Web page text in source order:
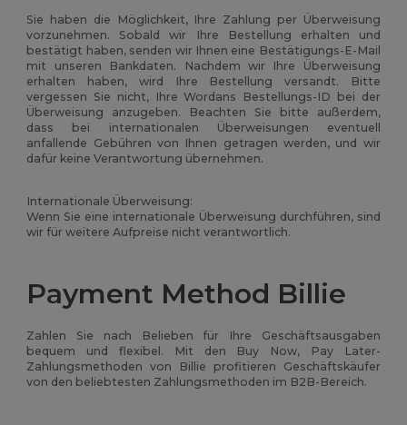
Sie haben die Möglichkeit, Ihre Zahlung per Überweisung
vorzunehmen. Sobald wir Ihre Bestellung erhalten und
bestätigt haben, senden wir Ihnen eine Bestätigungs-E-Mail
mit unseren Bankdaten. Nachdem wir Ihre Überweisung
erhalten haben, wird Ihre Bestellung versandt. Bitte
vergessen Sie nicht, Ihre Wordans Bestellungs-ID bei der
Überweisung anzugeben. Beachten Sie bitte außerdem,
dass bei internationalen Überweisungen eventuell
anfallende Gebühren von Ihnen getragen werden, und wir
dafür keine Verantwortung übernehmen.
Internationale Überweisung:
Wenn Sie eine internationale Überweisung durchführen, sind
wir für weitere Aufpreise nicht verantwortlich.
Payment Method Billie
Zahlen Sie nach Belieben für Ihre Geschäftsausgaben
bequem und flexibel. Mit den Buy Now, Pay Later-
Zahlungsmethoden von Billie profitieren Geschäftskäufer
von den beliebtesten Zahlungsmethoden im B2B-Bereich.